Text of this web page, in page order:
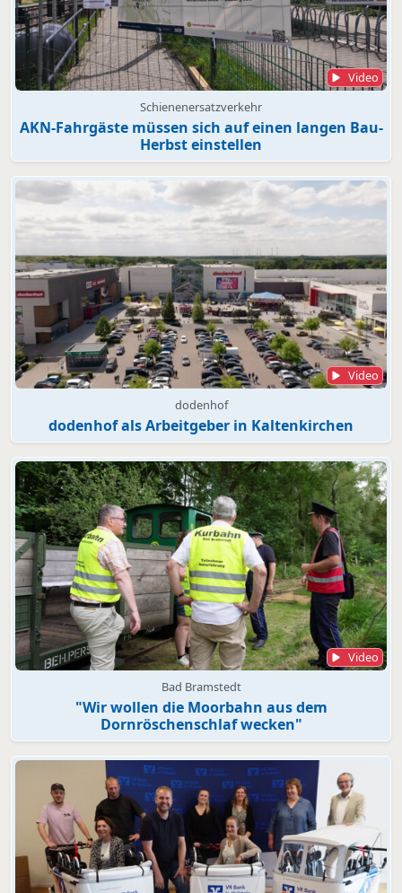
Video
Schienenersatzverkehr
AKN-Fahrgäste müssen sich auf einen langen Bau-
Herbst einstellen
Video
dodenhof
dodenhof als Arbeitgeber in Kaltenkirchen
Video
Bad Bramstedt
"Wir wollen die Moorbahn aus dem
Dornröschenschlaf wecken"